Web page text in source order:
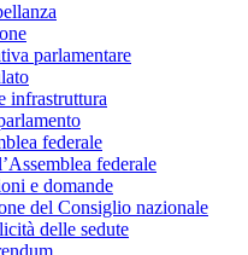
parlamentare
infrastruttura
federale
federale
e domande
del Consiglio nazionale
delle sedute